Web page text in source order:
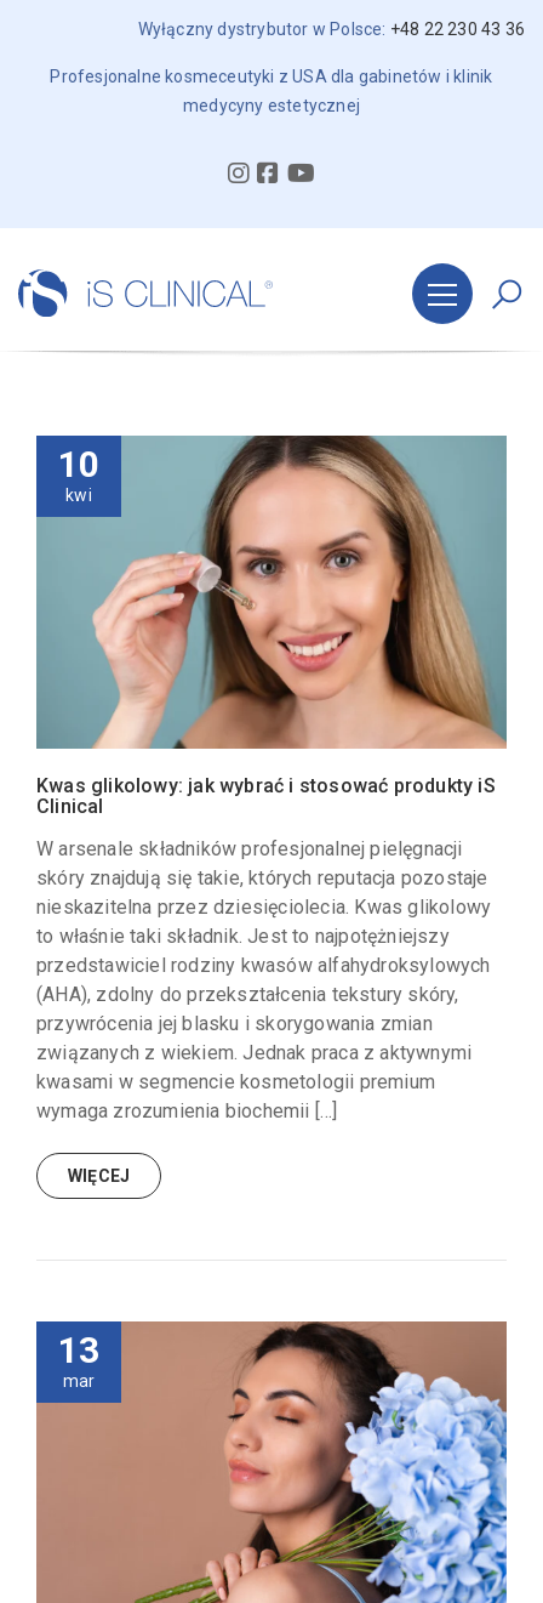
Wyłączny dystrybutor w Polsce: +48 22 230 43 36
Profesjonalne kosmeceutyki z USA dla gabinetów i klinik
medycyny estetycznej
10
kwi
Kwas glikolowy: jak wybrać i stosować produkty iS
Clinical
W arsenale składników profesjonalnej pielęgnacji
skóry znajdują się takie, których reputacja pozostaje
nieskazitelna przez dziesięciolecia. Kwas glikolowy
to właśnie taki składnik. Jest to najpotężniejszy
przedstawiciel rodziny kwasów alfahydroksylowych
(AHA), zdolny do przekształcenia tekstury skóry,
przywrócenia jej blasku i skorygowania zmian
związanych z wiekiem. Jednak praca z aktywnymi
kwasami w segmencie kosmetologii premium
wymaga zrozumienia biochemii […]
WIĘCEJ
13
mar